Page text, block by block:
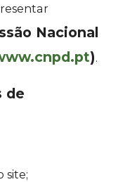
Nacional
).
de
site;